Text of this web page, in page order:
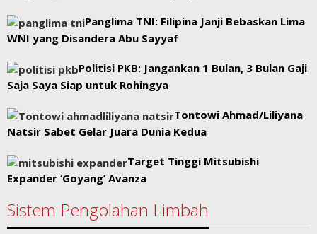
Panglima TNI: Filipina Janji Bebaskan Lima
WNI yang Disandera Abu Sayyaf
Politisi PKB: Jangankan 1 Bulan, 3 Bulan Gaji
Saja Saya Siap untuk Rohingya
Tontowi Ahmad/Liliyana
Natsir Sabet Gelar Juara Dunia Kedua
Target Tinggi Mitsubishi
Expander ‘Goyang’ Avanza
Sistem Pengolahan Limbah